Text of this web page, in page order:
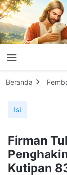
Beranda
Isi
Firman
Kutipan